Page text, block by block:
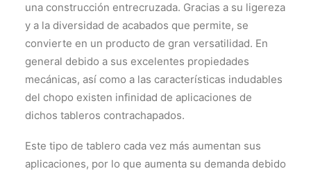
una construcción entrecruzada. Gracias a su ligereza
y a la diversidad de acabados que permite, se
convierte en un producto de gran versatilidad. En
general debido a sus excelentes propiedades
mecánicas, así como a las características indudables
del chopo existen infinidad de aplicaciones de
dichos tableros contrachapados.
Este tipo de tablero cada vez más aumentan sus
aplicaciones, por lo que aumenta su demanda debido